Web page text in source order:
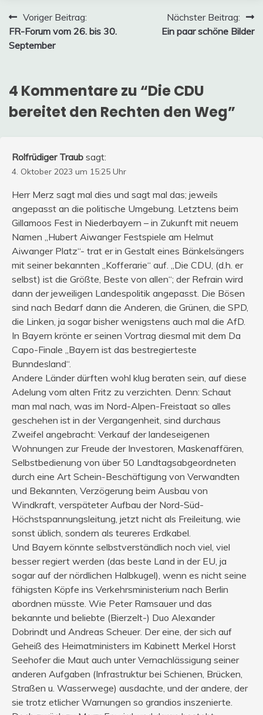
Beitragsnavigation
Voriger Beitrag:
FR-Forum vom 26. bis 30.
September
Nächster Beitrag:
Ein paar schöne Bilder
4 Kommentare zu “Die CDU
bereitet den Rechten den Weg”
Rolfrüdiger Traub sagt:
4. Oktober 2023 um 15:25 Uhr
Herr Merz sagt mal dies und sagt mal das; jeweils
angepasst an die politische Umgebung. Letztens beim
Gillamoos Fest in Niederbayern – in Zukunft mit neuem
Namen „Hubert Aiwanger Festspiele am Helmut
Aiwanger Platz“- trat er in Gestalt eines Bänkelsängers
mit seiner bekannten „Kofferarie“ auf. „Die CDU, (d.h. er
selbst) ist die Größte, Beste von allen“; der Refrain wird
dann der jeweiligen Landespolitik angepasst. Die Bösen
sind nach Bedarf dann die Anderen, die Grünen, die SPD,
die Linken, ja sogar bisher wenigstens auch mal die AfD.
In Bayern krönte er seinen Vortrag diesmal mit dem Da
Capo-Finale „Bayern ist das bestregierteste
Bunndesland“.
Andere Länder dürften wohl klug beraten sein, auf diese
Adelung vom alten Fritz zu verzichten. Denn: Schaut
man mal nach, was im Nord-Alpen-Freistaat so alles
geschehen ist in der Vergangenheit, sind durchaus
Zweifel angebracht: Verkauf der landeseigenen
Wohnungen zur Freude der Investoren, Maskenaffären,
Selbstbedienung von über 50 Landtagsabgeordneten
durch eine Art Schein-Beschäftigung von Verwandten
und Bekannten, Verzögerung beim Ausbau von
Windkraft, verspäteter Aufbau der Nord-Süd-
Höchstspannungsleitung, jetzt nicht als Freileitung, wie
sonst üblich, sondern als teureres Erdkabel.
Und Bayern könnte selbstverständlich noch viel, viel
besser regiert werden (das beste Land in der EU, ja
sogar auf der nördlichen Halbkugel), wenn es nicht seine
fähigsten Köpfe ins Verkehrsministerium nach Berlin
abordnen müsste. Wie Peter Ramsauer und das
bekannte und beliebte (Bierzelt-) Duo Alexander
Dobrindt und Andreas Scheuer. Der eine, der sich auf
Geheiß des Heimatministers im Kabinett Merkel Horst
Seehofer die Maut auch unter Vernachlässigung seiner
anderen Aufgaben (Infrastruktur bei Schienen, Brücken,
Straßen u. Wasserwege) ausdachte, und der andere, der
sie trotz etlicher Warnungen so grandios inszenierte.